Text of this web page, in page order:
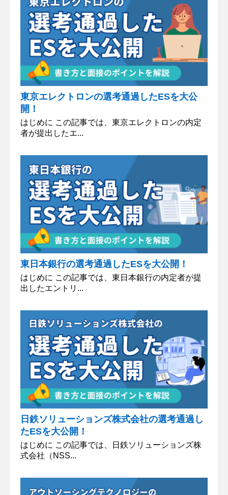
東京エレクトロンの選考通過したESを大公
開！
はじめに この記事では、東京エレクトロンの内定
者が提出したエ...
東日本銀行の選考通過したESを大公開！
はじめに この記事では、東日本銀行の内定者が提
出したエントリ...
日鉄ソリューションズ株式会社の選考通過し
たESを大公開！
はじめに この記事では、日鉄ソリューションズ株
式会社（NSS...